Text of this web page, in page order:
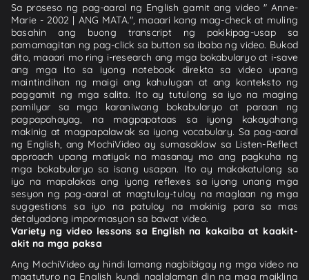
Sa proseso ng pag-aaral ng English gamit ang video " Anne-
Marie - 2002 | ANG MATA.", maaari kang mag-check at muling
basahin ang buong transcript ng pakikipag-usap sa
pamamagitan ng pag-click sa button sa ibaba ng video. Bukod
dito, maaari mo ring i-research ang mga bokabularyo at i-save
ang mga ito sa iyong notebook direkta sa video upang
maintindihan ng maigi ang kahulugan at ang konteksto ng
paggamit ng mga salita. Ito ay tutulong sa iyo na maging
pamilyar sa mga karaniwang bokabularyo at paraan ng
pagpapahayag, na magpapataas sa iyong kakayahang
makinig at magpapalawak sa iyong vocabulary. Sa pag-aaral
ng English, ang MochiVideo ay sumasaklaw sa Listen-Reflect
approach upang matiyak na masanay mo ang pagkuha ng
mga bokabularyo sa isang usapan. Ito ay makakatulong sa
iyo na mapalakas ang iyong reflexes sa iyong unang mga
sesyon ng pag-aaral at magtuloy-tuloy na maglaan ng mga
suggestions sa iyo na patuloy na makinig para sa mas
detalyadong impormasyon sa bawat video.
Variety ng video lessons sa English na kakaiba at kaakit-
akit na mga paksa
Ang MochiVideo ay hindi lamang nagbibigay ng mga video na
magtuturo ng English kundi naglalaman din ng mga maikling